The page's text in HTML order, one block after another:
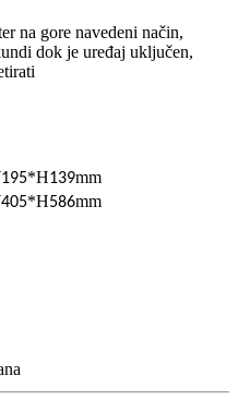
na gore navedeni način,
dok je uređaj uključen,
195*H139mm
405*H586mm